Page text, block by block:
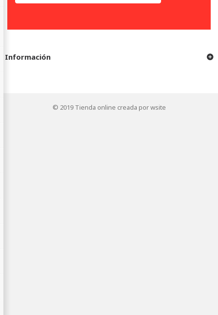
© 2019 Tienda online creada por wsite
Información